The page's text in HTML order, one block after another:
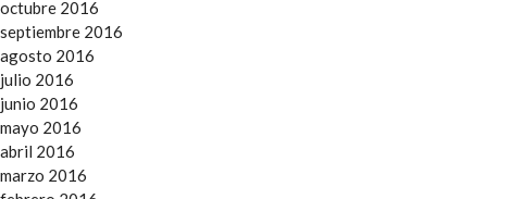
octubre 2016
septiembre 2016
agosto 2016
julio 2016
junio 2016
mayo 2016
abril 2016
marzo 2016